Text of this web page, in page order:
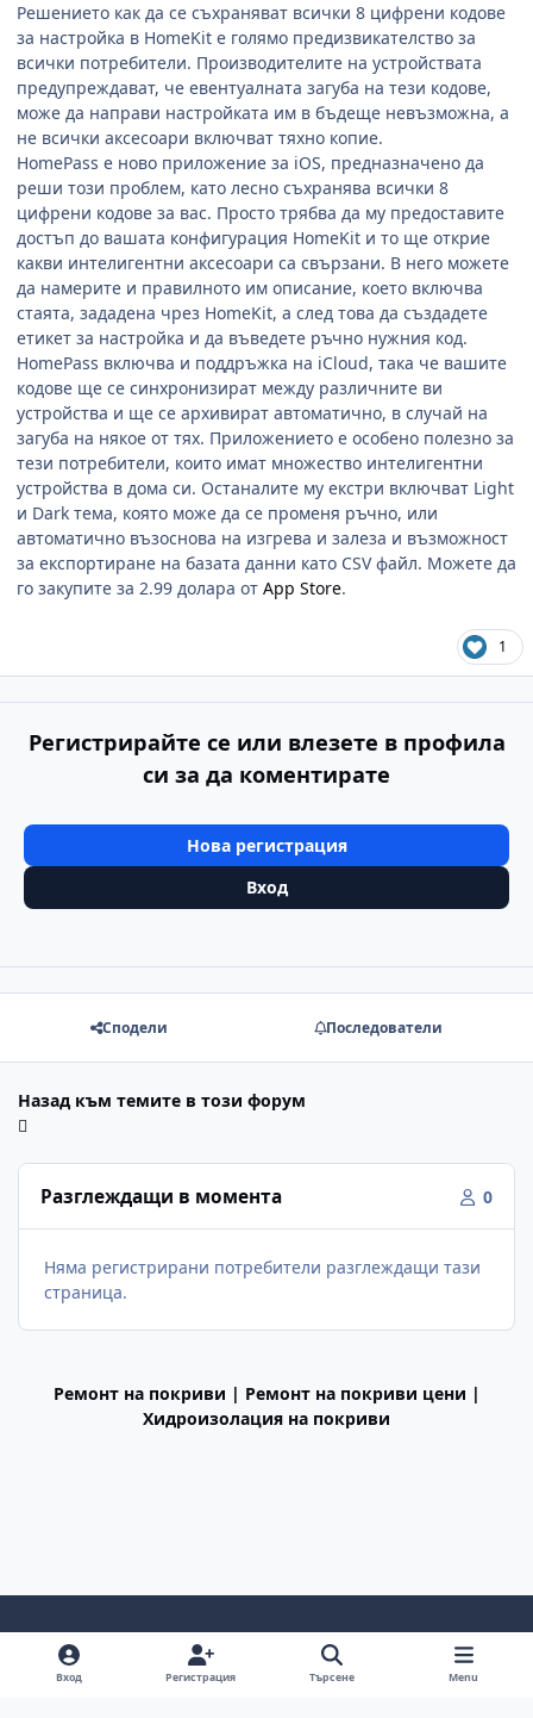
Решението как да се съхраняват всички 8 цифрени кодове
за настройка в HomeKit е голямо предизвикателство за
всички потребители. Производителите на устройствата
предупреждават, че евентуалната загуба на тези кодове,
може да направи настройката им в бъдеще невъзможна, а
не всички аксесоари включват тяхно копие.
HomePass е ново приложение за iOS, предназначено да
реши този проблем, като лесно съхранява всички 8
цифрени кодове за вас. Просто трябва да му предоставите
достъп до вашата конфигурация HomeKit и то ще открие
какви интелигентни аксесоари са свързани. В него можете
да намерите и правилното им описание, което включва
стаята, зададена чрез HomeKit, а след това да създадете
етикет за настройка и да въведете ръчно нужния код.
HomePass включва и поддръжка на iCloud, така че вашите
кодове ще се синхронизират между различните ви
устройства и ще се архивират автоматично, в случай на
загуба на някое от тях. Приложението е особено полезно за
тези потребители, които имат множество интелигентни
устройства в дома си. Останалите му екстри включват Light
и Dark тема, която може да се променя ръчно, или
автоматично възоснова на изгрева и залеза и възможност
за експортиране на базата данни като CSVфайл. Можете да
го закупите за 2.99 долара от App Store.
1
Регистрирайте се или влезете в профила
си за да коментирате
Нова регистрация
Вход
Сподели Последователи
Назад към темите в този форум
Разглеждащи в момента 0
Няма регистрирани потребители разглеждащи тази
страница.
Ремонт на покриви | Ремонт на покриви цени |
Хидроизолация на покриви
Light ModeDark ModeSystem Preference
f
Вход Регистрация Търсене Menu